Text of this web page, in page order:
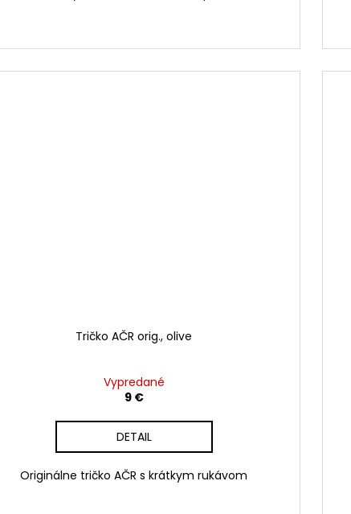
Tričko AČR orig., olive
Vypredané
9 €
DETAIL
Originálne tričko AČR s krátkym rukávom